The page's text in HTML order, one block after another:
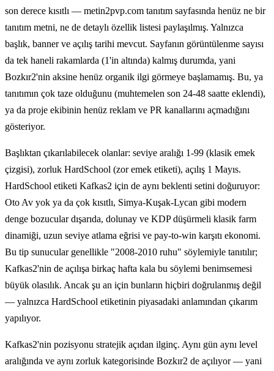
son derece kısıtlı — metin2pvp.com tanıtım sayfasında henüz ne bir
tanıtım metni, ne de detaylı özellik listesi paylaşılmış. Yalnızca
başlık, banner ve açılış tarihi mevcut. Sayfanın görüntülenme sayısı
da tek haneli rakamlarda (1'in altında) kalmış durumda, yani
Bozkır2'nin aksine henüz organik ilgi görmeye başlamamış. Bu, ya
tanıtımın çok taze olduğunu (muhtemelen son 24-48 saatte eklendi),
ya da proje ekibinin henüz reklam ve PR kanallarını açmadığını
gösteriyor.
Başlıktan çıkarılabilecek olanlar: seviye aralığı 1-99 (klasik emek
çizgisi), zorluk HardSchool (zor emek etiketi), açılış 1 Mayıs.
HardSchool etiketi Kafkas2 için de aynı beklenti setini doğuruyor:
Oto Av yok ya da çok kısıtlı, Simya-Kuşak-Lycan gibi modern
denge bozucular dışarıda, dolunay ve KDP düşürmeli klasik farm
dinamiği, uzun seviye atlama eğrisi ve pay-to-win karşıtı ekonomi.
Bu tip sunucular genellikle "2008-2010 ruhu" söylemiyle tanıtılır;
Kafkas2'nin de açılışa birkaç hafta kala bu söylemi benimsemesi
büyük olasılık. Ancak şu an için bunların hiçbiri doğrulanmış değil
— yalnızca HardSchool etiketinin piyasadaki anlamından çıkarım
yapılıyor.
Kafkas2'nin pozisyonu stratejik açıdan ilginç. Aynı gün aynı level
aralığında ve aynı zorluk kategorisinde Bozkır2 de açılıyor — yani